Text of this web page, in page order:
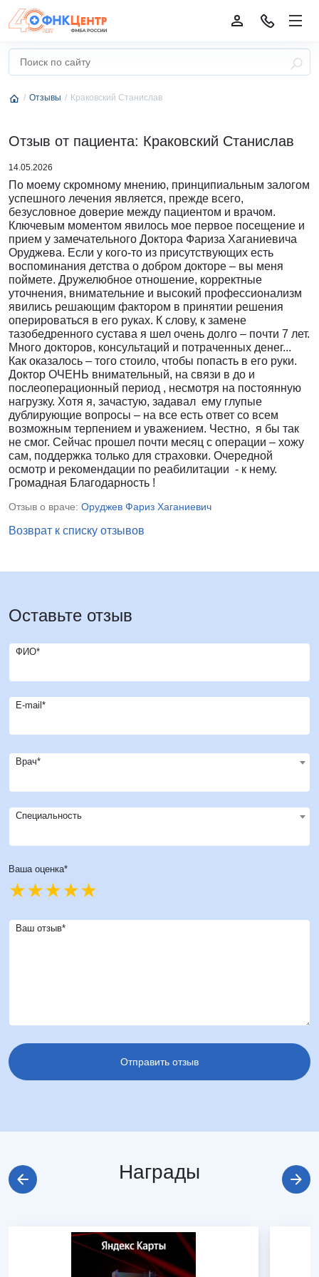
Отзывы Краковский Станислав
Отзыв от пациента: Краковский Станислав
14.05.2026
По моему скромному мнению, принципиальным залогом
успешного лечения является, прежде всего,
безусловное доверие между пациентом и врачом.
Ключевым моментом явилось мое первое посещение и
прием у замечательного Доктора Фариза Хаганиевича
Оруджева. Если у кого-то из присутствующих есть
воспоминания детства о добром докторе – вы меня
поймете. Дружелюбное отношение, корректные
уточнения, внимательние и высокий профессионализм
явились решающим фактором в принятии решения
оперироваться в его руках. К слову, к замене
тазобедренного сустава я шел очень долго – почти 7 лет.
Много докторов, консультаций и потраченных денег...
Как оказалось – того стоило, чтобы попасть в его руки.
Доктор ОЧЕНЬ внимательный, на связи в до и
послеоперационный период , несмотря на постоянную
нагрузку. Хотя я, зачастую, задавал ему глупые
дублирующие вопросы – на все есть ответ со всем
возможным терпением и уважением. Честно, я бы так
не смог. Сейчас прошел почти месяц с операции – хожу
сам, поддержка только для страховки. Очередной
осмотр и рекомендации по реабилитации - к нему.
Громадная Благодарность !
Отзыв о враче: Оруджев Фариз Хаганиевич
Возврат к списку отзывов
Оставьте отзыв
ФИО*
E-mail*
Врач*
Специальность
Ваша оценка*
Ваш отзыв*
Награды